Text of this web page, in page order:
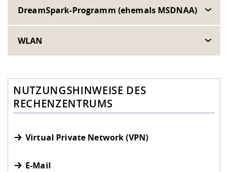
DreamSpark-Programm (ehemals MSDNAA)
WLAN
NUTZUNGSHINWEISE DES
RECHENZENTRUMS
Virtual Private Network (VPN)
E-Mail